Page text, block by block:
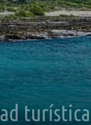
turística